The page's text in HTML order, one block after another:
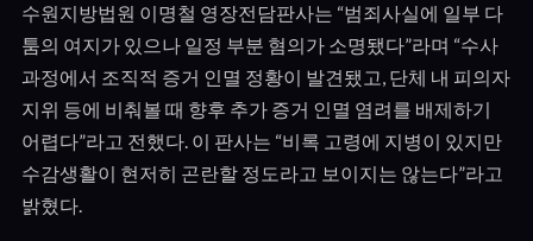
수원지방법원 이명철 영장전담판사는 “범죄사실에 일부 다
툼의 여지가 있으나 일정 부분 혐의가 소명됐다”라며 “수사
과정에서 조직적 증거 인멸 정황이 발견됐고, 단체 내 피의자
지위 등에 비춰볼 때 향후 추가 증거 인멸 염려를 배제하기
어렵다”라고 전했다. 이 판사는 “비록 고령에 지병이 있지만
수감생활이 현저히 곤란할 정도라고 보이지는 않는다”라고
밝혔다.